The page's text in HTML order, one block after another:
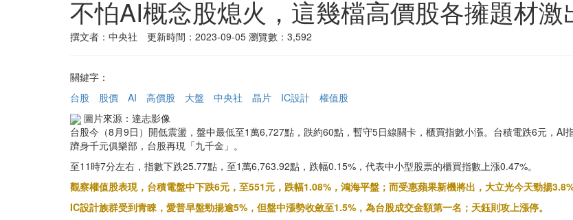
不怕AI概念股熄火，這幾檔高價股各擁題材激
撰文者：中央社 更新時間：2023-09-05 瀏覽數：3,592
關鍵字：
台股
股價 AI 高價股 大盤 中央社 晶片 IC設計
權值股
圖片來源：達志影像
台股今（8月9日）開低震盪，盤中最低至1萬6,727點，跌約60點，暫守5日線關卡，櫃買指數小漲。台積電跌6元，
躋身千元俱樂部，台股再現「九千金」。
至11時7分左右，指數下跌25.77點，至1萬6,763.92點，跌幅0.15%，代表中小型股票的櫃買指數上漲0.47%。
觀察權值股表現，台積電盤中下跌6元，至551元，跌幅1.08%，鴻海平盤；而受惠蘋果新機將出，大立光今天勁揚
IC設計族群受到青睞，愛普早盤勁揚逾5%，但盤中漲勢收斂至1.5%，為台股成交金額第一名；天鈺則攻上漲停。